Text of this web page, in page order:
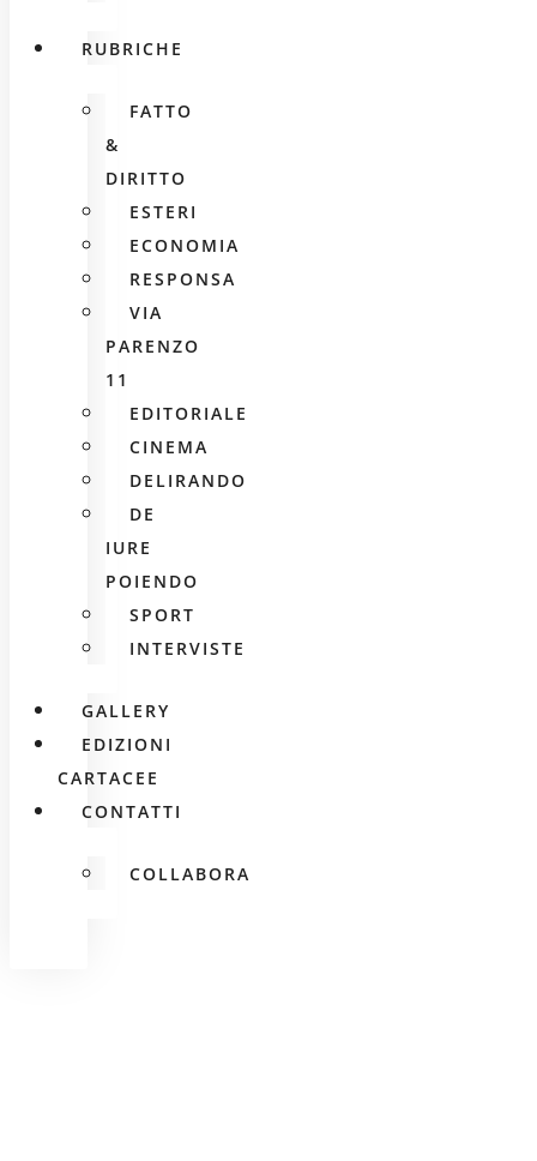
RUBRICHE
FATTO
&
DIRITTO
ESTERI
ECONOMIA
RESPONSA
VIA
PARENZO
11
EDITORIALE
CINEMA
DELIRANDO
DE
IURE
POIENDO
SPORT
INTERVISTE
GALLERY
EDIZIONI
CARTACEE
CONTATTI
COLLABORA